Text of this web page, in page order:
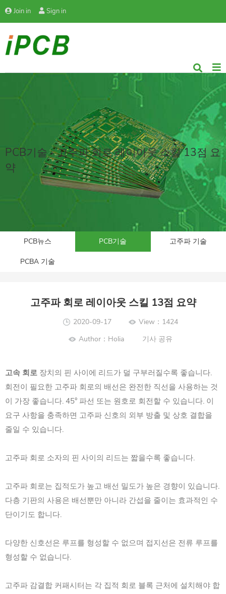
Join in Sign in
PCB기술 - 고주파 회로 레이아웃 스킬 13점 요
약
PCB뉴스 PCB기술 고주파 기술
PCBA 기술
고주파 회로 레이아웃 스킬 13점 요약
2020-09-17
View：1424
Author：Holia 기사 공유
고속 회로 장치의 핀 사이에 리드가 덜 구부러질수록 좋습니다.
회전이 필요한 고주파 회로의 배선은 완전한 직선을 사용하는 것
이 가장 좋습니다. 45° 파선 또는 원호로 회전할 수 있습니다. 이
요구 사항을 충족하면 고주파 신호의 외부 방출 및 상호 결합을
줄일 수 있습니다.
고주파 회로 소자의 핀 사이의 리드는 짧을수록 좋습니다.
고주파 회로는 집적도가 높고 배선 밀도가 높은 경향이 있습니다.
다층 기판의 사용은 배선뿐만 아니라 간섭을 줄이는 효과적인 수
단이기도 합니다.
다양한 신호선은 루프를 형성할 수 없으며 접지선은 전류 루프를
형성할 수 없습니다.
고주파 감결합 커패시터는 각 집적 회로 블록 근처에 설치해야 합